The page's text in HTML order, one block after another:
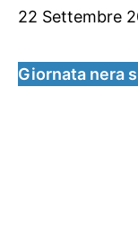
22 Settembre
Giornata nera